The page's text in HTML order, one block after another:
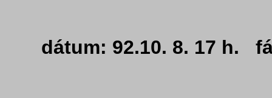
dátum: 92.10. 8. 17 h.